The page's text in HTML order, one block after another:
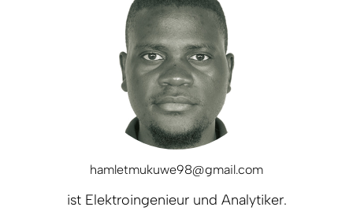
hamletmukuwe98@gmail.com
ist Elektroingenieur und Analytiker.